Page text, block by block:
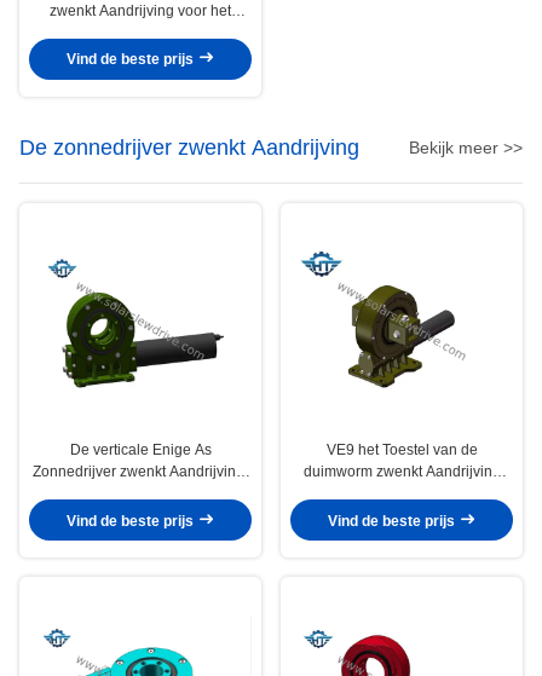
zwenkt Aandrijving voor het
de Asaaneenschakeling
Vind de beste prijs
De zonnedrijver zwenkt Aandrijving Bekijk meer >>
De verticale Enige As
Zonnedrijver zwenkt Aandrijving,
Aandrijvings de Dubbele Envelop
Vind de beste prijs
VE9 het Toestel van de
duimworm zwenkt Aandrijving
Systeem
Vind de beste prijs